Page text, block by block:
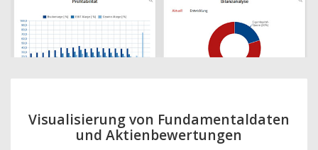
Visualisierung von Fundamentaldaten
und Aktienbewertungen